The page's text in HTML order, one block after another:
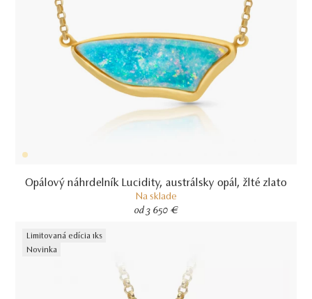
Opálový náhrdelník Lucidity, austrálsky opál, žlté zlato
Na sklade
od 3 650 €
Limitovaná edícia 1ks
Novinka